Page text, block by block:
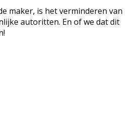
maker, is het verminderen van
autoritten. En of we dat dit